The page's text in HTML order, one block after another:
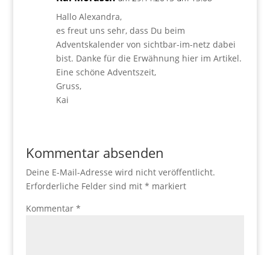
Hallo Alexandra,
es freut uns sehr, dass Du beim
Adventskalender von sichtbar-im-netz dabei
bist. Danke für die Erwähnung hier im Artikel.
Eine schöne Adventszeit,
Gruss,
Kai
Kommentar absenden
Deine E-Mail-Adresse wird nicht veröffentlicht.
Erforderliche Felder sind mit * markiert
Kommentar *